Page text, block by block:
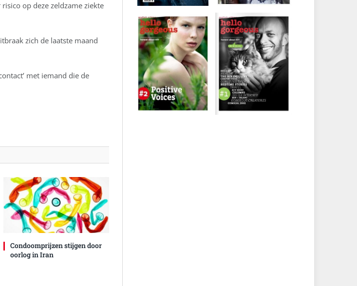
op deze zeldzame ziekte
zich de laatste maand
met iemand die de
Condoomprijzen stijgen door
oorlog in Iran